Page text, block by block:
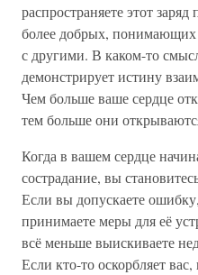
распространяете этот
более добрых,
с другими. В каком-то
демонстрирует истину
Чем больше ваше сердце
тем больше они
Когда в вашем сердце
сострадание, вы
Если вы допускаете
принимаете меры для её
всё меньше выискиваете
Если кто-то оскорбляет